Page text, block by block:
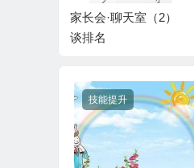
家长会·聊天室（2）
谈排名
技能提升